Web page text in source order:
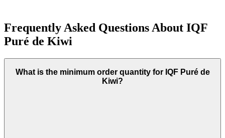
Frequently Asked Questions About IQF
Puré de Kiwi
What is the minimum order quantity for IQF Puré de
Kiwi?